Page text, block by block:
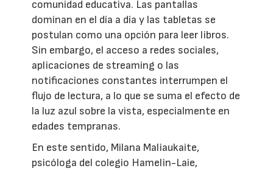
comunidad educativa. Las pantallas
dominan en el día a día y las tabletas se
postulan como una opción para leer libros.
Sin embargo, el acceso a redes sociales,
aplicaciones de streaming o las
notificaciones constantes interrumpen el
flujo de lectura, a lo que se suma el efecto de
la luz azul sobre la vista, especialmente en
edades tempranas.
En este sentido, Milana Maliaukaite,
psicóloga del colegio Hamelin-Laie,